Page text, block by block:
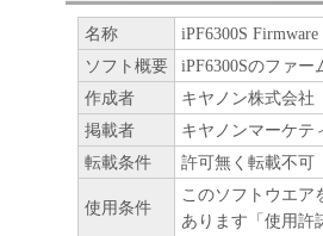
ェットプリンタ（以
たはネットワークを
それぞれにおいて使
ア」をコンピュータ
と、またはコンピュ
すること、読み出す
も含むものとします
名称
iPF6300S
ソフト概要
iPF6300Sのファー
作成者
キヤノン株式会社
掲載者
キヤノンマーケテ
転載条件
許可無く転載不可
使用条件
このソフトウエア
あります「使用許